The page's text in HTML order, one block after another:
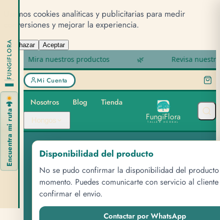
Usamos cookies analiticas y publicitarias para medir
conversiones y mejorar la experiencia.
Rechazar Aceptar
FUNGIFLORA
🍄
Encuentra mi ruta
Mira nuestros productos 🌿 Revisa
Mi Cuenta
Nosotros Blog Tienda
Hongos FungiFlora
TALLER HERBAL
Disponibilidad del producto
No se pudo confirmar la disponibilidad del producto
momento. Puedes comunicarte con servicio al
confirmar el envio.
Contactar por WhatsApp
ETIQUETA
trametes en